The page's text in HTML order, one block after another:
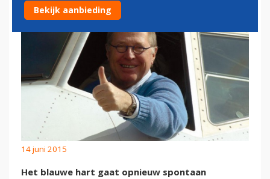
14 juni 2015
Het blauwe hart gaat opnieuw spontaan
Bekijk aanbieding